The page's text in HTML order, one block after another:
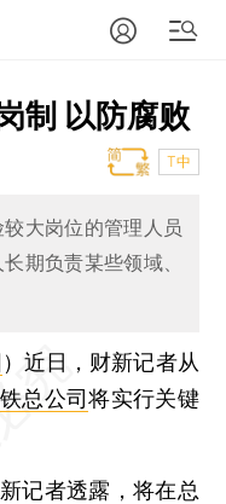
制 以防腐败
T中
大岗位的管理人员
期负责某些领域、
） 近日，财新记者从
总公司将实行关键
者透露，将在总